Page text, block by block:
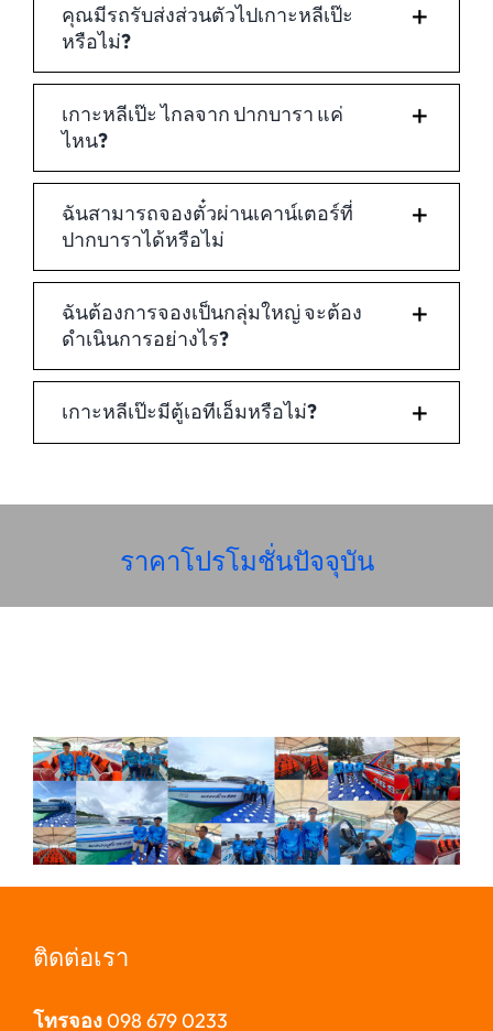
คุณมีรถรับส่งส่วนตัวไปเกาะหลีเป๊ะ
หรือไม่?
เกาะหลีเป๊ะ ไกลจาก ปากบารา แค่
ไหน?
ฉันสามารถจองตั๋วผ่านเคาน์เตอร์ที่
ปากบาราได้หรือไม่
ฉันต้องการจองเป็นกลุ่มใหญ่ จะต้อง
ดำเนินการอย่างไร?
เกาะหลีเป๊ะมีตู้เอทีเอ็มหรือไม่?
ราคาโปรโมชั่นปัจจุบัน
ติดต่อเรา
โทรจอง098 679 0233